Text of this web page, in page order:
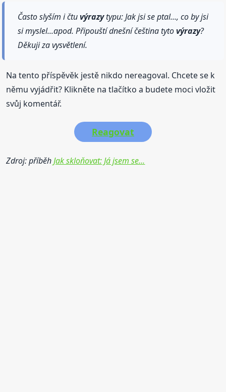
Často slyším i čtuvýrazytypu: Jak jsi se ptal..., co by jsi
si myslel...apod. Připouští dnešní čeština tytovýrazy?
Děkuji za vysvětlení.
Na tento příspěvěk jestě nikdo nereagoval. Chcete se k
němu vyjádřit? Klikněte na tlačítko a budete moci vložit
svůj komentář.
Reagovat
Zdroj: příběhJak skloňovat: Já jsem se...